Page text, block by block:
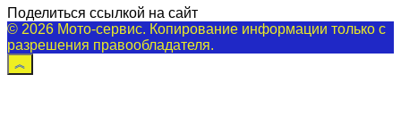
Поделиться ссылкой на сайт
© 2026 Мото-сервис. Копирование информации только с
разрешения правообладателя.